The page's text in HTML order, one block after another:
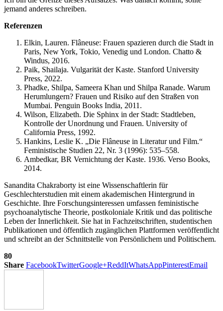
jemand anderes schreiben.
Referenzen
Elkin, Lauren. Flâneuse: Frauen spazieren durch die Stadt in
Paris, New York, Tokio, Venedig und London. Chatto &
Windus, 2016.
Paik, Shailaja. Vulgarität der Kaste. Stanford University
Press, 2022.
Phadke, Shilpa, Sameera Khan und Shilpa Ranade. Warum
Herumlungern? Frauen und Risiko auf den Straßen von
Mumbai. Penguin Books India, 2011.
Wilson, Elizabeth. Die Sphinx in der Stadt: Stadtleben,
Kontrolle der Unordnung und Frauen. University of
California Press, 1992.
Hankins, Leslie K. „Die Flâneuse in Literatur und Film.“
Feministische Studien 22, Nr. 3 (1996): 535–558.
Ambedkar, BR Vernichtung der Kaste. 1936. Verso Books,
2014.
Sanandita Chakraborty ist eine Wissenschaftlerin für
Geschlechterstudien mit einem akademischen Hintergrund in
Geschichte. Ihre Forschungsinteressen umfassen feministische
psychoanalytische Theorie, postkoloniale Kritik und das politische
Leben der Innerlichkeit. Sie hat in Fachzeitschriften, studentischen
Publikationen und öffentlich zugänglichen Plattformen veröffentlicht
und schreibt an der Schnittstelle von Persönlichem und Politischem.
80
Share FacebookTwitterGoogle+ReddItWhatsAppPinterestEmail